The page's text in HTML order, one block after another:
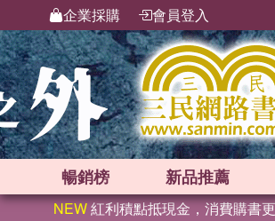
企業採購 會員登入
暢銷榜 新品推薦
NEW紅利積點抵現金，消費購書